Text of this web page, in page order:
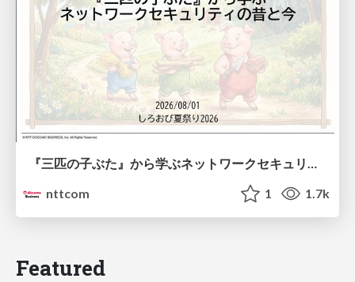
『三匹の子ぶた』から学ぶネットワークセキュリティの昔と今 / Network Security: Then and Now Through the Lens of The Three Little Pigs
nttcom
1 1.7k
Featured